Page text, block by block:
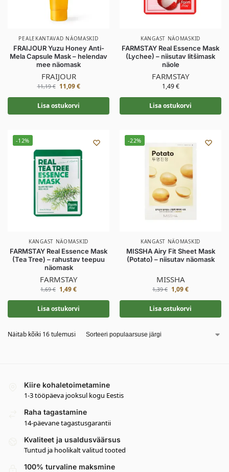
PEALEKANTAVAD NÄOMASKID
FRAIJOUR Yuzu Honey Anti-
Mela Capsule Mask – helendav
mee näomask
FRAIJOUR
11,19€ 11,09€
Lisa ostukorvi
KANGAST NÄOMASKID
FARMSTAY Real Essence Mask
(Lychee) – niisutav litšimask
näole
FARMSTAY
1,49€
Lisa ostukorvi
-12%
KANGAST NÄOMASKID
FARMSTAY Real Essence Mask
(Tea Tree) – rahustav teepuu
näomask
FARMSTAY
1,69€ 1,49€
Lisa ostukorvi
-22%
KANGAST NÄOMASKID
MISSHA Airy Fit Sheet Mask
(Potato) – niisutav näomask
MISSHA
1,39€ 1,09€
Lisa ostukorvi
Näitab kõiki 16 tulemusi
Kiire kohaletoimetamine
1-3 tööpäeva jooksul kogu Eestis
Raha tagastamine
14-päevane tagastusgarantii
Kvaliteet ja usaldusväärsus
Tuntud ja hoolikalt valitud tooted
100% turvaline maksmine